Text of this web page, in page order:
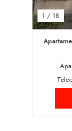
1 / 18